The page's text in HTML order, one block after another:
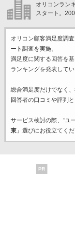
オリコンラン
スタート。
オリコン顧客満足度調
ート調査を実施。
満足度に関する回答を
ランキングを発表してい
総合満足度だけでなく
回答者の口コミや評判
サービス検討の際、“ユ
東」選びにお役立てくだ
PR